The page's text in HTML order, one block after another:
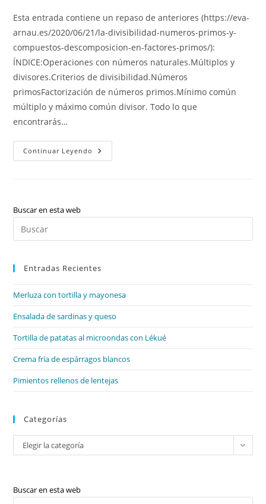
la
entrada:
Esta entrada contiene un repaso de anteriores (https://eva-
arnau.es/2020/06/21/la-divisibilidad-numeros-primos-y-
compuestos-descomposicion-en-factores-primos/):
ÍNDICE:Operaciones con números naturales.Múltiplos y
divisores.Criterios de divisibilidad.Números
primosFactorización de números primos.Mínimo común
múltiplo y máximo común divisor. Todo lo que
encontrarás…
Continuar Leyendo Los
Números
Buscar en esta web
Entradas Recientes
Merluza con tortilla y mayonesa
Ensalada de sardinas y queso
Tortilla de patatas al microondas con Lékué
Crema fría de espárragos blancos
Pimientos rellenos de lentejas
Categorías
Categorías
Elegir la categoría
Buscar en esta web